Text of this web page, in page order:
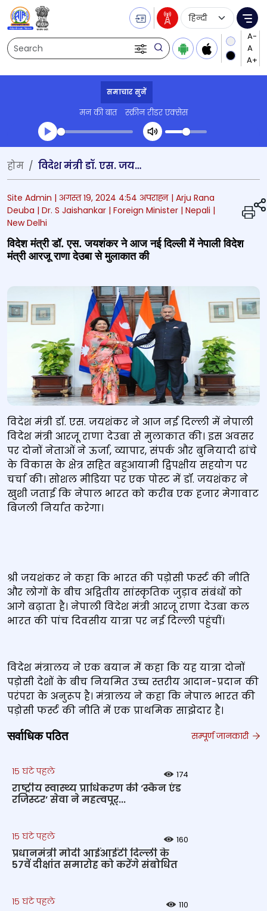
Search
Language
समाचार सुनें
मन की बात स्क्रीन रीडर एक्सेस
Transcript summary
प्ले ऑडियो
होम विदेश मंत्री डॉ. एस. जयशंकर ने आज नई दिल्ली में नेपाली विदेश मंत्री आरजू राणा देउबा से मुलाकात की
Site Admin | अगस्त 19, 2024 4:54 अपराह्न | Arju Rana
Deuba | Dr. S Jaishankar | Foreign Minister | Nepali |
New Delhi
विदेश मंत्री डॉ. एस. जयशंकर ने आज नई दिल्ली में नेपाली विदेश
मंत्री आरजू राणा देउबा से मुलाकात की
विदेश मंत्री डॉ. एस. जयशंकर ने आज नई दिल्ली में नेपाली
विदेश मंत्री आरजू राणा देउबा से मुलाकात की। इस अवसर
पर दोनों नेताओं ने ऊर्जा, व्यापार, संपर्क और बुनियादी ढांचे
के विकास के क्षेत्र सहित बहुआयामी द्विपक्षीय सहयोग पर
चर्चा की। सोशल मीडिया पर एक पोस्ट में डॉ. जयशंकर ने
खुशी जताई कि नेपाल भारत को करीब एक हजार मेगावाट
बिजली निर्यात करेगा।
श्री जयशंकर ने कहा कि भारत की पड़ोसी फर्स्ट की नीति
और लोगों के बीच अद्वितीय सांस्कृतिक जुड़ाव संबंधों को
आगे बढ़ाता है। नेपाली विदेश मंत्री आरजू राणा देउबा कल
भारत की पांच दिवसीय यात्रा पर नई दिल्ली पहुंचीं।
विदेश मंत्रालय ने एक बयान में कहा कि यह यात्रा दोनों
पड़ोसी देशों के बीच नियमित उच्च स्तरीय आदान-प्रदान की
परंपरा के अनुरूप है। मंत्रालय ने कहा कि नेपाल भारत की
पड़ोसी फर्स्ट की नीति में एक प्राथमिक साझेदार है।
सर्वाधिक पठित सम्पूर्ण जानकारी
15 घंटे पहले 174
राष्‍ट्रीय स्‍वास्‍थ्‍य प्राधिकरण की ‘स्कैन एंड
रजिस्टर’ सेवा ने महत्‍वपूर्...
15 घंटे पहले 160
प्रधानमंत्री मोदी आईआईटी दिल्ली के
57वें दीक्षांत समारोह को करेंगे संबोधित
15 घंटे पहले 110